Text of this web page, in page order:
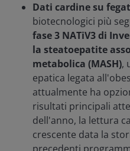
Dati cardine su
biotecnologici più
fase 3 NATiV3 di
la steatoepatite
metabolica (MASH),
epatica legata
attualmente ha
risultati principali
dell'anno, la lettura
crescente data la